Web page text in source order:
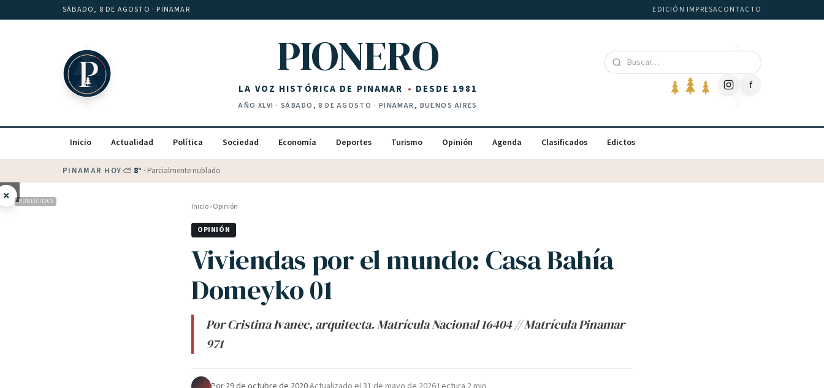
Saltar al contenidoSÁBADO, 8 DE AGOSTO · PINAMAR EDICIÓN IMPRESACONTACTO
PIONERO
LA VOZ HISTÓRICA DE PINAMAR DESDE 1981
AÑO XLVI · SÁBADO, 8 DE AGOSTO · PINAMAR, BUENOS AIRES
f
Inicio Actualidad Política Sociedad Economía Deportes Turismo Opinión Agenda Clasificados Edictos
PINAMAR HOY·⛅ 8° · Parcialmente nublado
× PUBLICIDAD Inicio›Opinión
OPINIÓN
Viviendas por el mundo: Casa Bahía
Domeyko 01
Por Cristina Ivanec, arquitecta. Matrícula Nacional 16404 // Matrícula Pinamar
971